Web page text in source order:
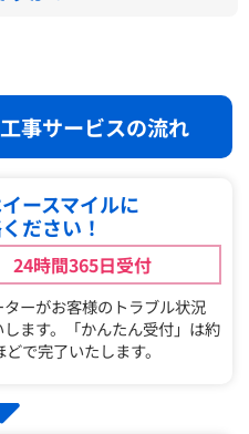
事サービスの流れ
ースマイルに
ださい！
24時間365日受付
ターがお客様のトラブル状況
ます。「かんたん受付」は約
で完了いたします。